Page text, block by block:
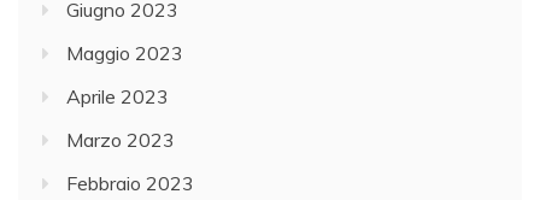
Giugno 2023
Maggio 2023
Aprile 2023
Marzo 2023
Febbraio 2023